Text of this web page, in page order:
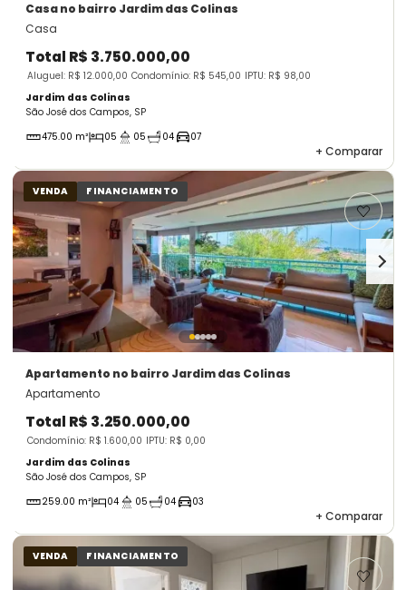
Casano bairro Jardim das Colinas
Casa
Total R$ 3.750.000,00
Aluguel: R$ 12.000,00 Condomínio: R$ 545,00 IPTU: R$ 98,00
Jardim das Colinas
São José dos Campos, SP
475.00 m²
05 05 04 07
+ Comparar
VENDA FINANCIAMENTO
Apartamento no bairro Jardim das Colinas
Apartamento
Total R$ 3.250.000,00
Condomínio: R$ 1.600,00 IPTU: R$ 0,00
Jardim das Colinas
São José dos Campos, SP
259.00 m²
04 05 04 03
+ Comparar
VENDA FINANCIAMENTO